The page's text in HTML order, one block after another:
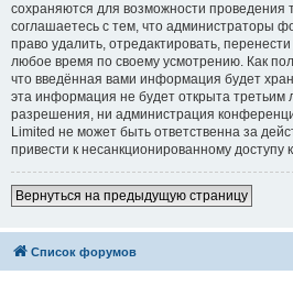
сохраняются для возможности проведения
соглашаетесь с тем, что администраторы
право удалить, отредактировать,
любое время по своему усмотрению. Как
что введённая вами информация будет
эта информация не будет открыта третьим
разрешения, ни администрация
Limited не может быть ответственна за
привести к несанкционированному доступу
Вернуться на предыдущую страницу
Список форумов